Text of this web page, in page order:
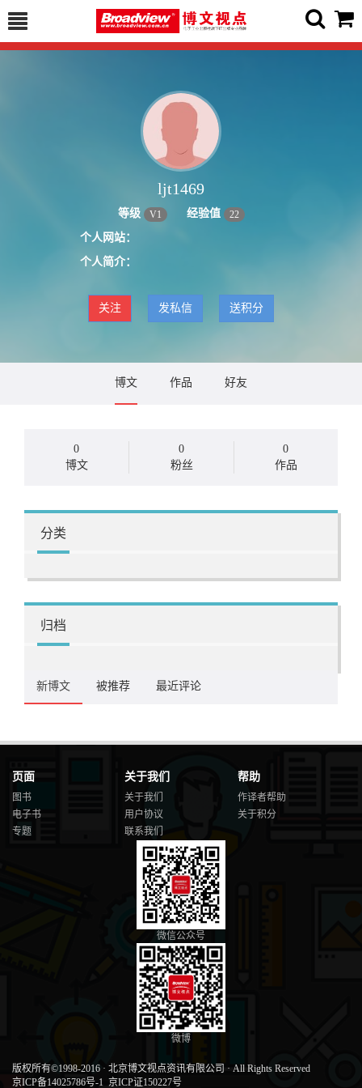
ljt1469
等级 V1 经验值 22
个人网站：
个人简介：
关注 发私信 送积分
博文 作品 好友
0
博文
0
粉丝
0
作品
分类
归档
新博文 被推荐 最近评论
页面
图书
电子书
专题
关于我们
关于我们
用户协议
联系我们
帮助
作译者帮助
关于积分
微信公众号
微博
版权所有©1998-2016 · 北京博文视点资讯有限公司 · All Rights Reserved
京ICP备14025786号-1 京ICP证150227号